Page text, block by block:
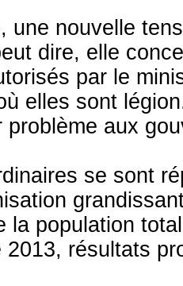
une nouvelle
dire, elle
par le
elles sont
aux
se sont
la population
2013, résultats